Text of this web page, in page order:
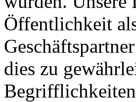
Öffentlichkeit
dies zu